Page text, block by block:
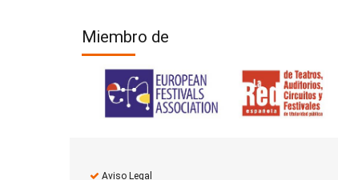
Miembro de
Aviso Legal